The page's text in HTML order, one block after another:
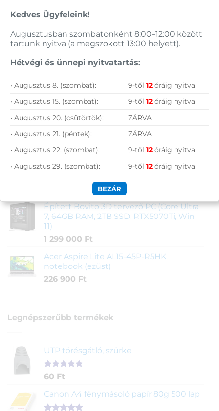
Xiaomi Redmi Buds 8 Active Bluetooth
6 690
5, 32GB RAM, 2TB SSD, RTX5060Ti, Win 11)
739 900Ft
Acer Aspire Lite AL17-31P-35T2 notebook
Épített Bovito 3D tervező PC (Core Ultra
7, 64GB RAM, 2TB SSD, RTX5070Ti, Win
11)
1 299 000 Ft
Acer Aspire Lite AL15-45P-R5HK
notebook (ezüst)
226 900 Ft
Legnépszerűbb termékek
UTP törésgátló, szürke
Értékelés
ből,
1
értékelés
alapján
60 Ft
Canon A4 fénymásoló papír 80g 500 lap
Kedves Ügyfeleink!
Augusztusban szombatonként 8:00–12:00 között
tartunk nyitva (a megszokott 13:00 helyett).
Hétvégi és ünnepi nyitvatartás:
• Augusztus 8. (szombat): 9-től12 óráig nyitva
• Augusztus 15. (szombat):
9-től12 óráig nyitva
• Augusztus 20. (csütörtök):
ZÁRVA
• Augusztus 21. (péntek):
ZÁRVA
• Augusztus 22. (szombat):
9-től12 óráig nyitva
• Augusztus 29. (szombat):
9-től12 óráig nyitva
BEZÁR